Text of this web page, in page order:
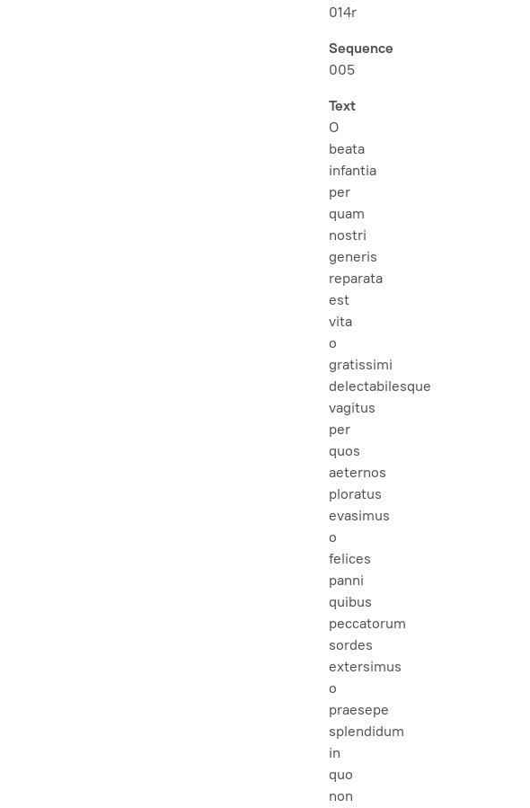
014r
Sequence
005
Text
O
beata
infantia
per
quam
nostri
generis
reparata
est
vita
o
gratissimi
delectabilesque
vagitus
per
quos
aeternos
ploratus
evasimus
o
felices
panni
quibus
peccatorum
sordes
extersimus
o
praesepe
splendidum
in
quo
non